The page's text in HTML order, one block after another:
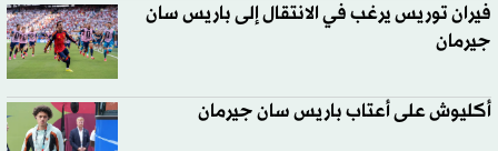
فيران توريس يرغب في الانتقال إلى باريس سان
جيرمان
أكليوش على أعتاب باريس سان جيرمان